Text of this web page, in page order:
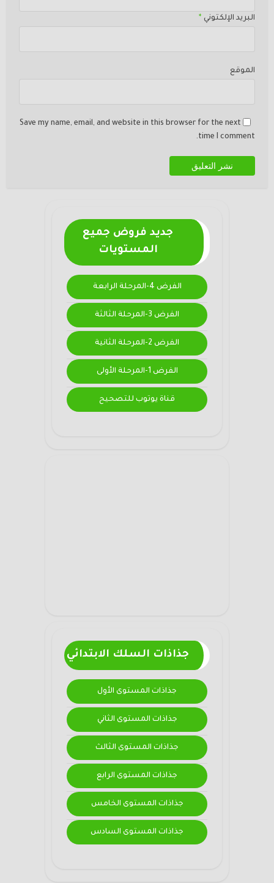
البريد الإلكتوني *
الموقع
Save my name, email, and website in this browser for the next
time I comment.
جديد فروض جميع
المستويات
الفرض 4-المرحلة الرابعة
الفرض 3-المرحلة الثالثة
الفرض 2-المرحلة الثانية
الفرض 1-المرحلة الأولى
قناة يوتوب للتصحيح
جذاذات السلك الابتدائي
جذاذات المستوى الأول
جذاذات المستوى الثاني
جذاذات المستوى الثالث
جذاذات المستوى الرابع
جذاذات المستوى الخامس
جذاذات المستوى السادس